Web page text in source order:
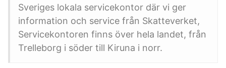
Sveriges lokala servicekontor där vi ger
information och service från Skatteverket,
Servicekontoren finns över hela landet, från
Trelleborg i söder till Kiruna i norr.